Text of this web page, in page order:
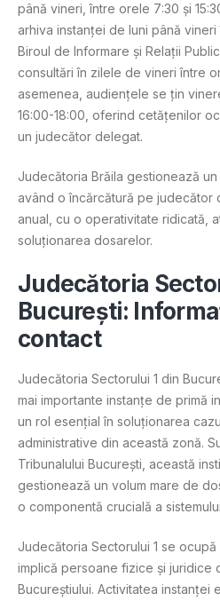
până vineri, între orele 7:30 și
arhiva instanței de luni până
Biroul de Informare și Relații
consultări în zilele de vineri între
asemenea, audiențele se țin
16:00-18:00, oferind cetățenilor
un judecător delegat.
Judecătoria Brăila gestionează
având o încărcătură pe judecător
anual, cu o operativitate ridicată,
soluționarea dosarelor​.
Judecătoria
București:
contact
Judecătoria Sectorului 1 din
mai importante instanțe de primă
un rol esențial în soluționarea
administrative din această zonă.
Tribunalului București, această
gestionează un volum mare de
o componentă crucială a
Judecătoria Sectorului 1 se
implică persoane fizice și juridice
Bucureștiului. Activitatea instanței